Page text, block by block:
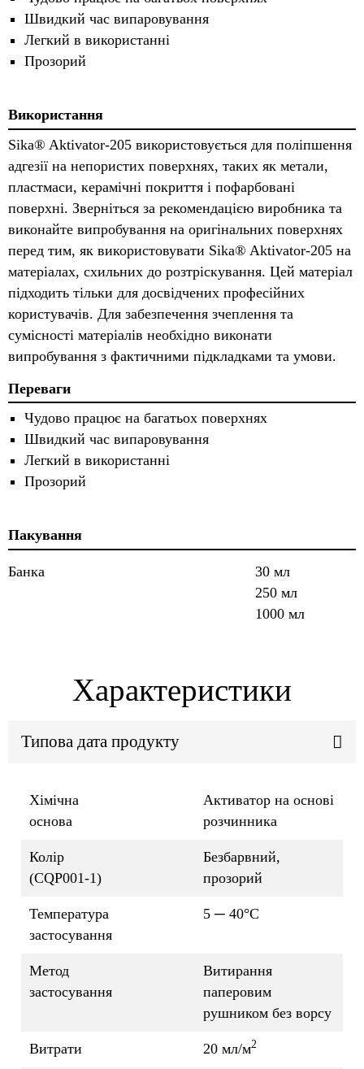
Швидкий час випаровування
Легкий в використанні
Прозорий
Використання
Sika® Aktivator-205 використовується для поліпшення
адгезії на непористих поверхнях, таких як метали,
пластмаси, керамічні покриття і пофарбовані
поверхні. Зверніться за рекомендацією виробника та
виконайте випробування на оригінальних поверхнях
перед тим, як використовувати Sika® Aktivator-205 на
матеріалах, схильних до розтріскування. Цей матеріал
підходить тільки для досвідчених професійних
користувачів. Для забезпечення зчеплення та
сумісності матеріалів необхідно виконати
випробування з фактичними підкладками та умови.
Переваги
Чудово працює на багатьох поверхнях
Швидкий час випаровування
Легкий в використанні
Прозорий
Пакування
Банка
30 мл
250 мл
1000 мл
Характеристики
Типова дата продукту
Хімічна
основа
Активатор на основі
розчинника
Колір
(CQP001-1)
Безбарвний,
прозорий
Температура
застосування
5 ─ 40°C
Метод
застосування
Витирання
паперовим
рушником без ворсу
Витрати 20 мл/м2